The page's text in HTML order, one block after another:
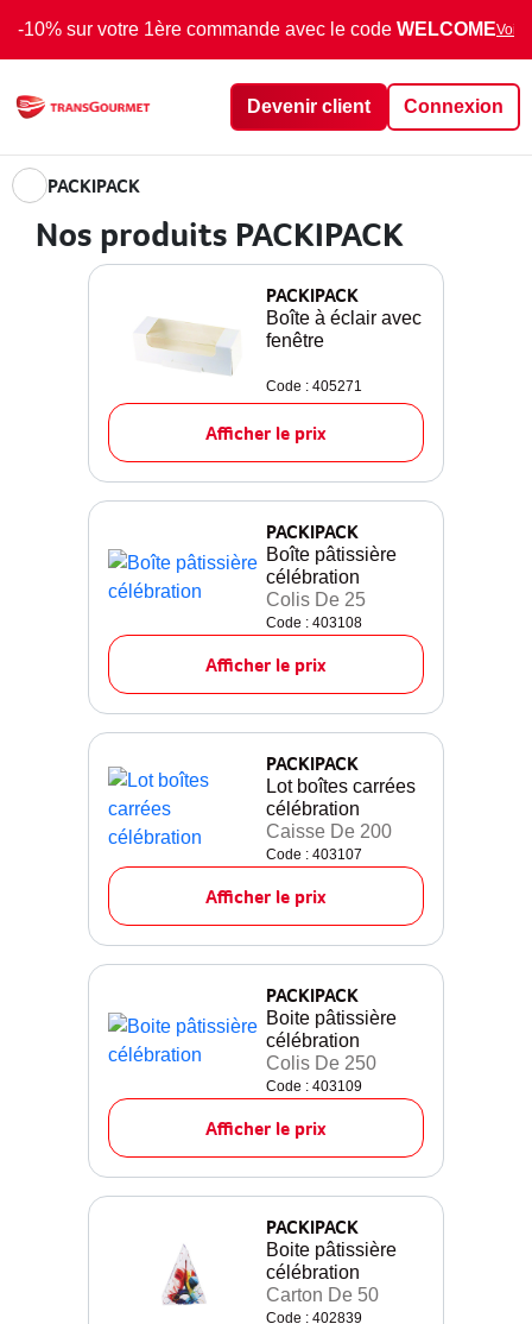
-10% sur votre 1ère commande avec le code WELCOMEVoir
Devenir client Connexion
PACKIPACK
Nos produits PACKIPACK
PACKIPACK
Boîte à éclair avec
fenêtre
Code : 405271
Afficher le prix
PACKIPACK
Boîte pâtissière
célébration
Colis De 25
Code : 403108
Afficher le prix
PACKIPACK
Lot boîtes carrées
célébration
Caisse De 200
Code : 403107
Afficher le prix
PACKIPACK
Boite pâtissière
célébration
Colis De 250
Code : 403109
Afficher le prix
PACKIPACK
Boite pâtissière
célébration
Carton De 50
Code : 402839